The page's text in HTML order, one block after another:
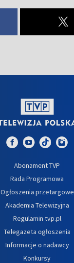
Abonament TVP
Rada Programowa
Ogłoszenia przetargowe
Akademia Telewizyjna
Regulamin tvp.pl
Telegazeta ogłoszenia
Informacje o nadawcy
Konkursy